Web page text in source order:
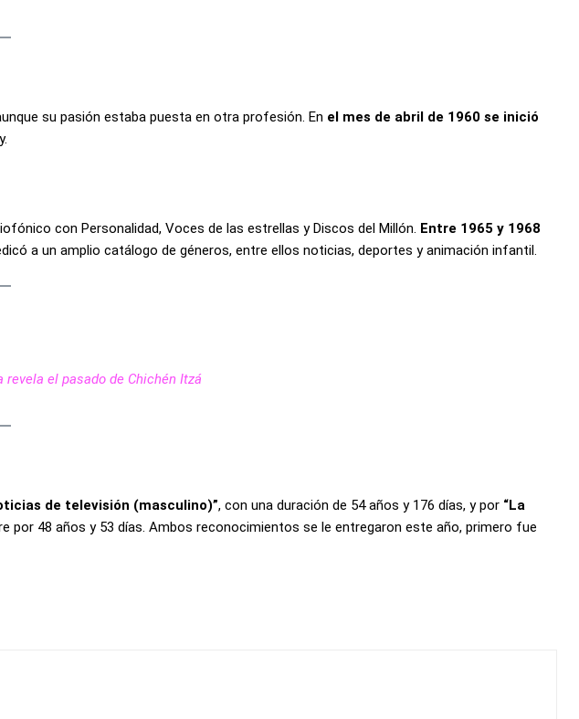
su pasión estaba puesta en otra profesión. En el mes de abril de 1960 se inició
con Personalidad, Voces de las estrellas y Discos del Millón. Entre 1965 y 1968
a un amplio catálogo de géneros, entre ellos noticias, deportes y animación infantil.
revela el pasado de Chichén Itzá
de televisión (masculino)”, con una duración de 54 años y 176 días, y por “La
por 48 años y 53 días. Ambos reconocimientos se le entregaron este año, primero fue